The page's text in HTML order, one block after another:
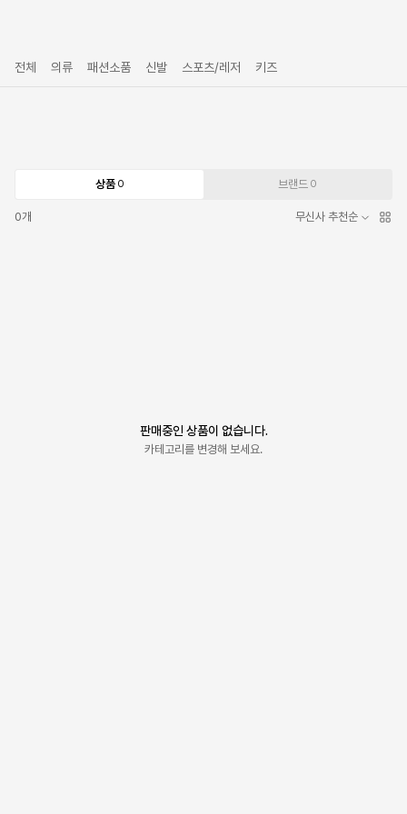
전체 의류 패션소품 신발 스포츠/레저 키즈
상품 0 브랜드 0
0개 무신사 추천순
판매중인 상품이 없습니다.
카테고리를 변경해 보세요.